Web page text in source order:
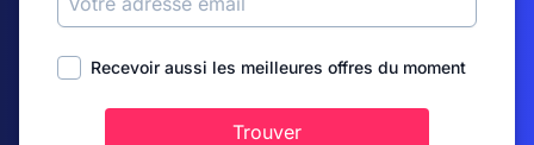
Recevoir aussi les meilleures offres du moment
Trouver